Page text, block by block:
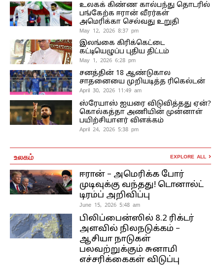
உலகக் கிண்ண கால்பந்து தொடரில்
பங்கேற்க ஈரான் வீரர்கள்
அமெரிக்கா செல்வது உறுதி
May 12, 2026 8:37 pm
இலங்கை கிரிக்கெட்டை
கட்டியெழுப்ப புதிய திட்டம்
May 1, 2026 6:28 pm
சனத்தின் 18 ஆண்டுகால
சாதனையை முறியடித்த ரிகெல்டன்
April 30, 2026 11:49 am
ஸ்ரேயாஸ் ஐயரை விடுவித்தது ஏன்?
கொல்கத்தா அணியின் முன்னாள்
பயிற்சியாளர் விளக்கம்
April 24, 2026 5:38 pm
உலகம் EXPLORE ALL
ஈரான் – அமெரிக்க போர்
முடிவுக்கு வந்தது! டொனால்ட்
டிரம்ப் அறிவிப்பு
June 15, 2026 5:48 am
பிலிப்பைன்ஸில் 8.2 ரிக்டர்
அளவில் நிலநடுக்கம் –
ஆசியா நாடுகள்
பலவற்றுக்கும் சுனாமி
எச்சரிக்கைகள் விடுப்பு